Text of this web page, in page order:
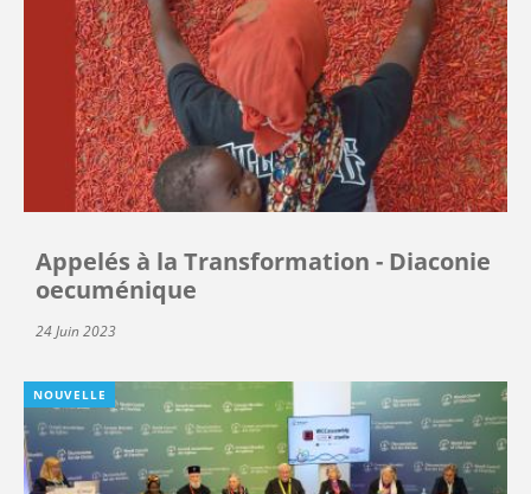
Appelés à la Transformation - Diaconie
oecuménique
24 Juin 2023
NOUVELLE